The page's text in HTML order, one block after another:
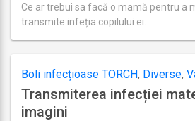
Ce ar trebui sa facă o mamă pentru a
transmite infeția copilului ei.
2018
Boli infecțioase TORCH, Diverse,
Citomegalic (CMV)
Transmiterea infecției
imagini